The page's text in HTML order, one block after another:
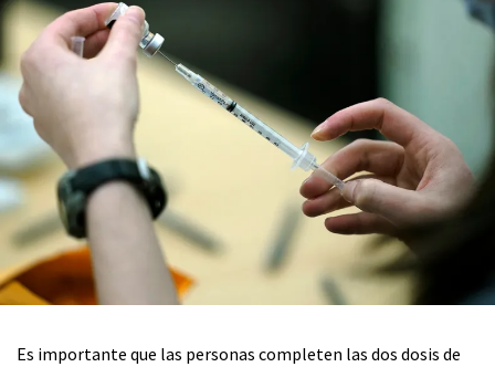
Es importante que las personas completen las dos dosis de